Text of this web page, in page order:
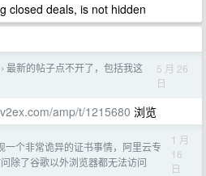
closed deals, is not hidden
› 最新的帖子点不开了，包括我这
5 月 26
日
amp/t/1215680 浏览
一个非常诡异的证书事情，阿里云专
除了谷歌以外浏览器都无法访问
1 月
16
日